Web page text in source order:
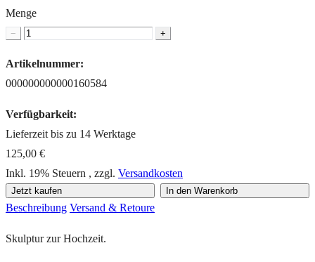
Menge
− +
Artikelnummer:
000000000000160584
Verfügbarkeit:
Lieferzeit bis zu 14 Werktage
125,00 €
Inkl. 19% Steuern , zzgl. Versandkosten
Jetzt kaufen In den Warenkorb
Beschreibung Versand & Retoure
Skulptur zur Hochzeit.